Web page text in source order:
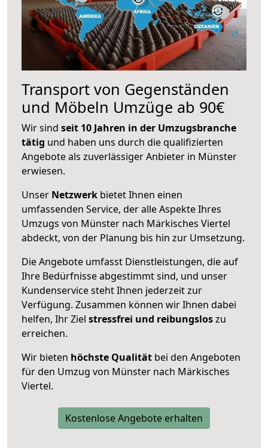
Transport von Gegenständen
und Möbeln Umzüge ab 90€
Wir sind seit 10 Jahren in der Umzugsbranche
tätig und haben uns durch die qualifizierten
Angebote als zuverlässiger Anbieter in Münster
erwiesen.
Unser Netzwerk bietet Ihnen einen
umfassenden Service, der alle Aspekte Ihres
Umzugs von Münster nach Märkisches Viertel
abdeckt, von der Planung bis hin zur Umsetzung.
Die Angebote umfasst Dienstleistungen, die auf
Ihre Bedürfnisse abgestimmt sind, und unser
Kundenservice steht Ihnen jederzeit zur
Verfügung. Zusammen können wir Ihnen dabei
helfen, Ihr Ziel stressfrei und reibungsloszu
erreichen.
Wir bieten höchste Qualität bei den Angeboten
für den Umzug von Münster nach Märkisches
Viertel.
Kostenlose Angebote erhalten